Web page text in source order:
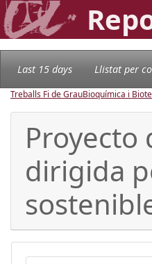
Last 15 days Llistat per
Treballs Fi de GrauBioquímica i
Proyecto
dirigida